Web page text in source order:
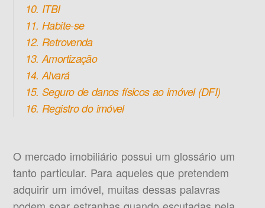
10. ITBI
11. Habite-se
12. Retrovenda
13. Amortização
14. Alvará
15. Seguro de danos físicos ao imóvel (DFI)
16. Registro do imóvel
O mercado imobiliário possui um glossário um
tanto particular. Para aqueles que pretendem
adquirir um imóvel, muitas dessas palavras